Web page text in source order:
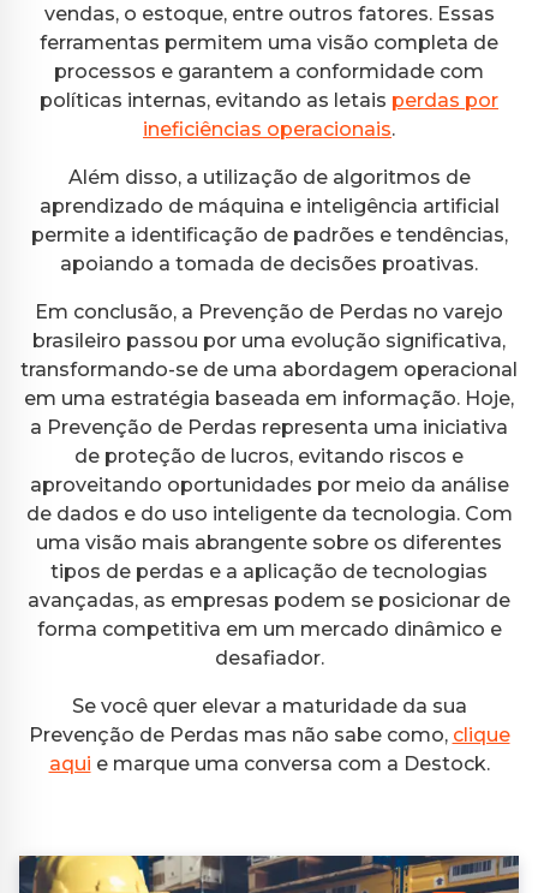
vendas, o estoque, entre outros fatores. Essas
ferramentas permitem uma visão completa de
processos e garantem a conformidade com
políticas internas, evitando as letais perdas por
ineficiências operacionais.
Além disso, a utilização de algoritmos de
aprendizado de máquina e inteligência artificial
permite a identificação de padrões e tendências,
apoiando a tomada de decisões proativas.
Em conclusão, a Prevenção de Perdas no varejo
brasileiro passou por uma evolução significativa,
transformando-se de uma abordagem operacional
em uma estratégia baseada em informação. Hoje,
a Prevenção de Perdas representa uma iniciativa
de proteção de lucros, evitando riscos e
aproveitando oportunidades por meio da análise
de dados e do uso inteligente da tecnologia. Com
uma visão mais abrangente sobre os diferentes
tipos de perdas e a aplicação de tecnologias
avançadas, as empresas podem se posicionar de
forma competitiva em um mercado dinâmico e
desafiador.
Se você quer elevar a maturidade da sua
Prevenção de Perdas mas não sabe como, clique
aqui e marque uma conversa com a Destock.